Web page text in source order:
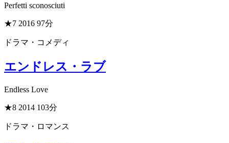
Perfetti sconosciuti
★7 2016 97分
ドラマ・コメディ
エンドレス・ラブ
Endless Love
★8 2014 103分
ドラマ・ロマンス